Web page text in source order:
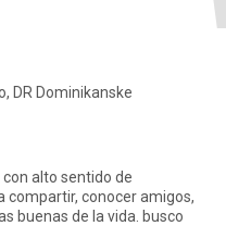
DR Dominikanske
alto sentido de
compartir, conocer amigos,
buenas de la vida. busco